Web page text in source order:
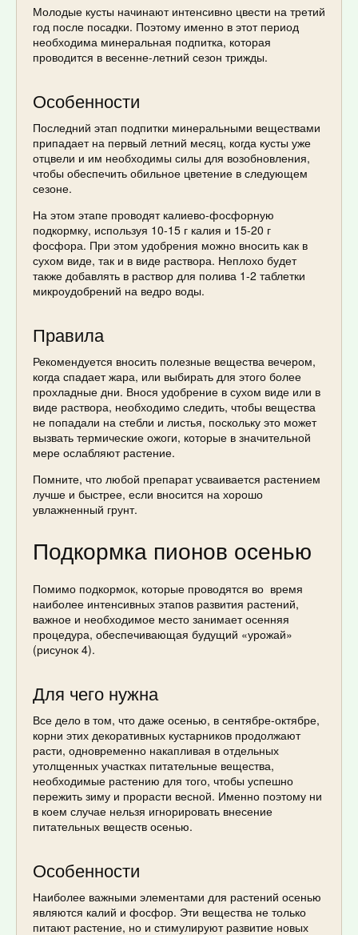
Молодые кусты начинают интенсивно цвести на третий
год после посадки. Поэтому именно в этот период
необходима минеральная подпитка, которая
проводится в весенне-летний сезон трижды.
Особенности
Последний этап подпитки минеральными веществами
припадает на первый летний месяц, когда кусты уже
отцвели и им необходимы силы для возобновления,
чтобы обеспечить обильное цветение в следующем
сезоне.
На этом этапе проводят калиево-фосфорную
подкормку, используя 10-15 г калия и 15-20 г
фосфора. При этом удобрения можно вносить как в
сухом виде, так и в виде раствора. Неплохо будет
также добавлять в раствор для полива 1-2 таблетки
микроудобрений на ведро воды.
Правила
Рекомендуется вносить полезные вещества вечером,
когда спадает жара, или выбирать для этого более
прохладные дни. Внося удобрение в сухом виде или в
виде раствора, необходимо следить, чтобы вещества
не попадали на стебли и листья, поскольку это может
вызвать термические ожоги, которые в значительной
мере ослабляют растение.
Помните, что любой препарат усваивается растением
лучше и быстрее, если вносится на хорошо
увлажненный грунт.
Подкормка пионов осенью
Помимо подкормок, которые проводятся во время
наиболее интенсивных этапов развития растений,
важное и необходимое место занимает осенняя
процедура, обеспечивающая будущий «урожай»
(рисунок 4).
Для чего нужна
Все дело в том, что даже осенью, в сентябре-октябре,
корни этих декоративных кустарников продолжают
расти, одновременно накапливая в отдельных
утолщенных участках питательные вещества,
необходимые растению для того, чтобы успешно
пережить зиму и прорасти весной. Именно поэтому ни
в коем случае нельзя игнорировать внесение
питательных веществ осенью.
Особенности
Наиболее важными элементами для растений осенью
являются калий и фосфор. Эти вещества не только
питают растение, но и стимулируют развитие новых